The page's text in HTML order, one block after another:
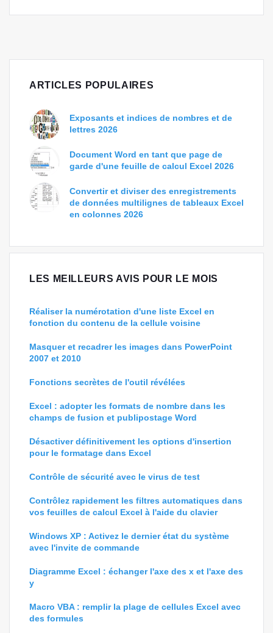
ARTICLES POPULAIRES
Exposants et indices de nombres et de
lettres 2026
Document Word en tant que page de
garde d'une feuille de calcul Excel 2026
Convertir et diviser des enregistrements
de données multilignes de tableaux Excel
en colonnes 2026
LES MEILLEURS AVIS POUR LE MOIS
Réaliser la numérotation d'une liste Excel en
fonction du contenu de la cellule voisine
Masquer et recadrer les images dans PowerPoint
2007 et 2010
Fonctions secrètes de l'outil révélées
Excel : adopter les formats de nombre dans les
champs de fusion et publipostage Word
Désactiver définitivement les options d'insertion
pour le formatage dans Excel
Contrôle de sécurité avec le virus de test
Contrôlez rapidement les filtres automatiques dans
vos feuilles de calcul Excel à l'aide du clavier
Windows XP : Activez le dernier état du système
avec l'invite de commande
Diagramme Excel : échanger l'axe des x et l'axe des
y
Macro VBA : remplir la plage de cellules Excel avec
des formules